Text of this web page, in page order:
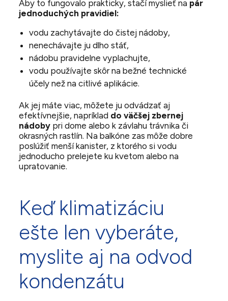
Aby to fungovalo prakticky, stačí myslieť na pár
jednoduchých pravidiel:
vodu zachytávajte do čistej nádoby,
nenechávajte ju dlho stáť,
nádobu pravidelne vyplachujte,
vodu používajte skôr na bežné technické
účely než na citlivé aplikácie.
Ak jej máte viac, môžete ju odvádzať aj
efektívnejšie, napríklad do väčšej zbernej
nádoby pri dome alebo k závlahu trávnika či
okrasných rastlín. Na balkóne zas môže dobre
poslúžiť menší kanister, z ktorého si vodu
jednoducho prelejete ku kvetom alebo na
upratovanie.
Keď klimatizáciu
ešte len vyberáte,
myslite aj na odvod
kondenzátu